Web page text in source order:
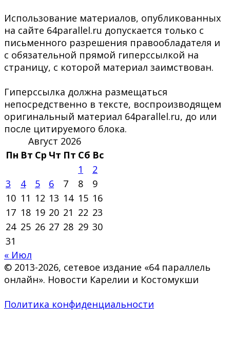
Использование материалов, опубликованных
на сайте 64parallel.ru допускается только с
письменного разрешения правообладателя и
с обязательной прямой гиперссылкой на
страницу, с которой материал заимствован.
Гиперссылка должна размещаться
непосредственно в тексте, воспроизводящем
оригинальный материал 64parallel.ru, до или
после цитируемого блока.
Август 2026
Пн Вт Ср Чт Пт Сб Вс
1
2
3
4 5 6 7 8
9
10 11 12 13 14 15 16
17 18 19 20 21 22 23
24 25 26 27 28 29 30
31
« Июл
© 2013-2026, сетевое издание «64 параллель
онлайн». Новости Карелии и Костомукши
Политика конфиденциальности